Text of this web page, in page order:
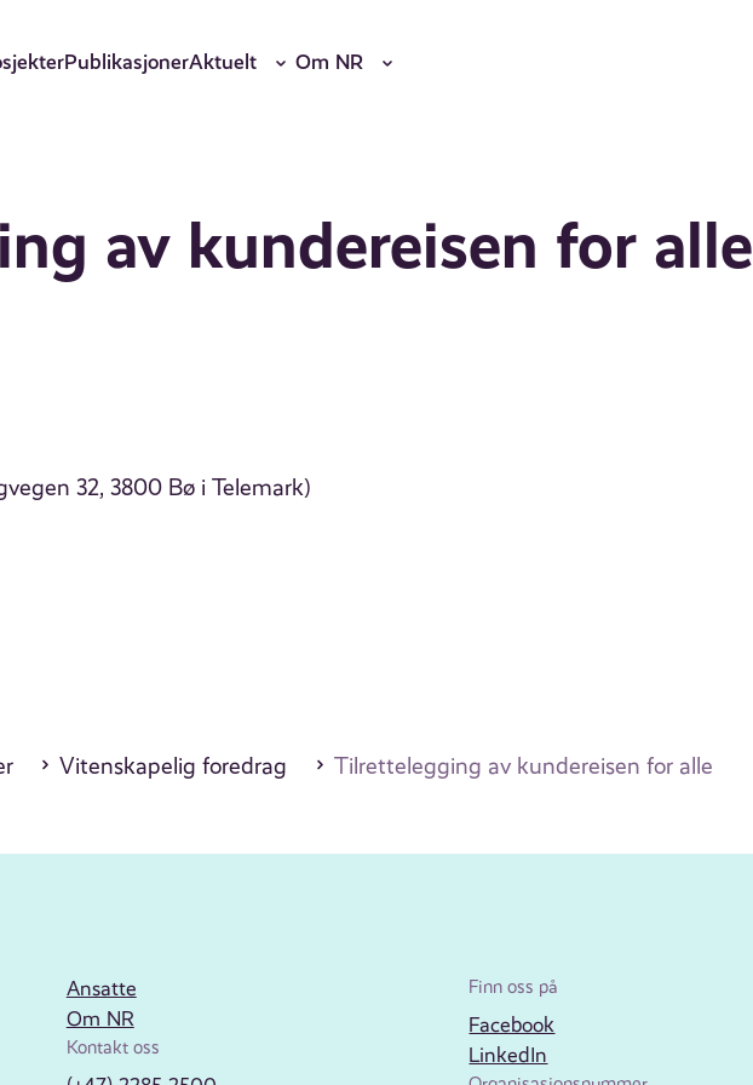
PublikasjonerAktuelt Om NR
av kundereisen for alle
32, 3800 Bø i Telemark)
Vitenskapelig foredrag Tilrettelegging av kundereisen for alle
Ansatte
Om NR
Kontakt oss
Finn oss på
Facebook
LinkedIn